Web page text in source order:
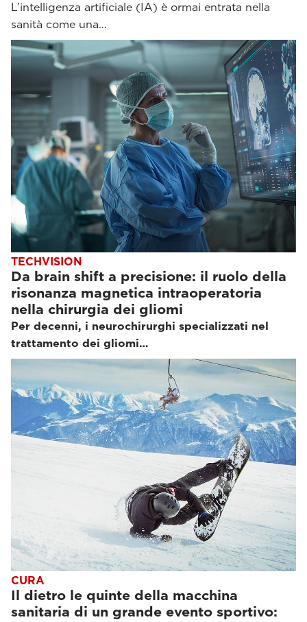
L’intelligenza artificiale (IA) è ormai entrata nella
sanità come una…
TECHVISION
Da brain shift a precisione: il ruolo della
risonanza magnetica intraoperatoria
nella chirurgia dei gliomi
Per decenni, i neurochirurghi specializzati nel
trattamento dei gliomi…
CURA
Il dietro le quinte della macchina
sanitaria di un grande evento sportivo: